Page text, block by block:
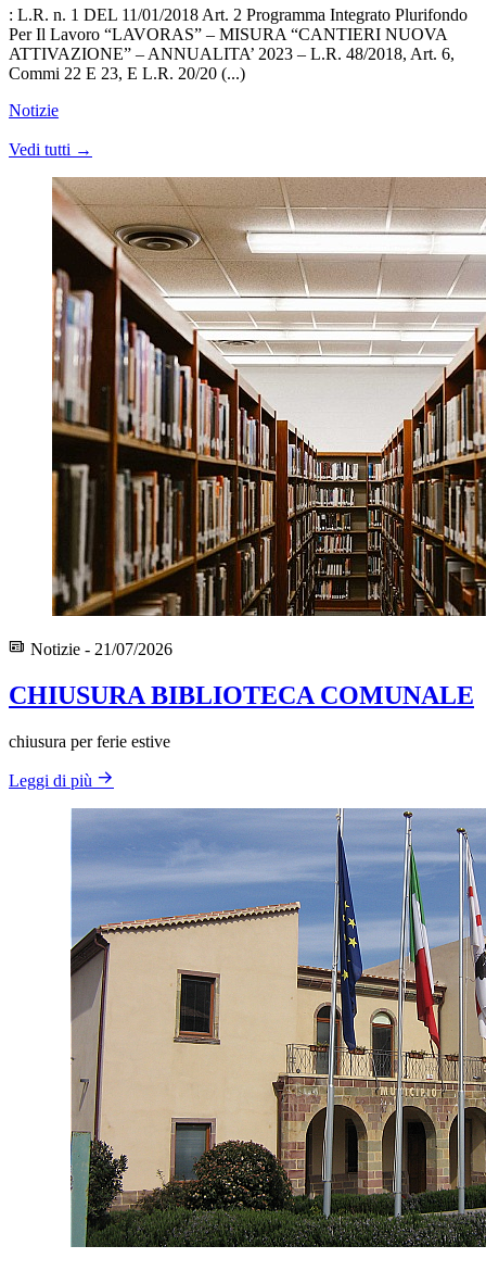
: L.R. n. 1 DEL 11/01/2018 Art. 2 Programma Integrato Plurifondo
Per Il Lavoro “LAVORAS” – MISURA “CANTIERI NUOVA
ATTIVAZIONE” – ANNUALITA’ 2023 – L.R. 48/2018, Art. 6,
Commi 22 E 23, E L.R. 20/20 (...)
Notizie
Vedi tutti →
Notizie - 21/07/2026
CHIUSURA BIBLIOTECA COMUNALE
chiusura per ferie estive
Leggi di più